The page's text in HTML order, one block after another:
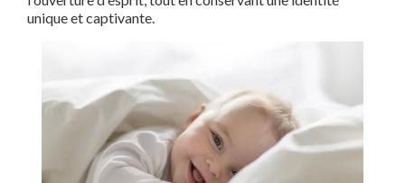
unique et captivante.